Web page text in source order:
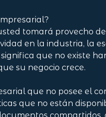
tomará provecho
en la industria, la
que no existe
su negocio crece.
que no posee el
que no están